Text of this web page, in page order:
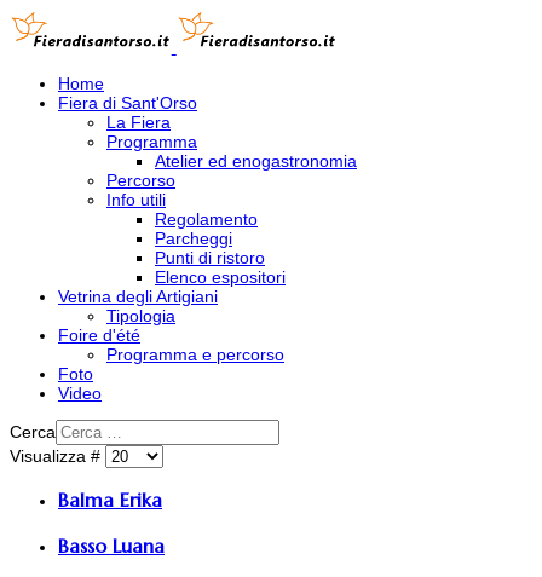
Home
Fiera di Sant'Orso
La Fiera
Programma
Atelier ed enogastronomia
Percorso
Info utili
Regolamento
Parcheggi
Punti di ristoro
Elenco espositori
Vetrina degli Artigiani
Tipologia
Foire d'été
Programma e percorso
Foto
Video
Cerca
Visualizza #
Balma Erika
Basso Luana